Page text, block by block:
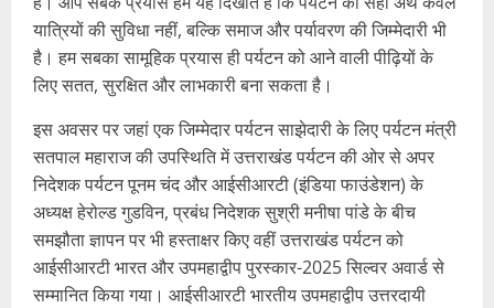
यात्रियों की सुविधा नहीं, बल्कि समाज और पर्यावरण की जिम्मेदारी भी
है। हम सबका सामूहिक प्रयास ही पर्यटन को आने वाली पीढ़ियों के
लिए सतत, सुरक्षित और लाभकारी बना सकता है।
इस अवसर पर जहां एक जिम्मेदार पर्यटन साझेदारी के लिए पर्यटन मंत्री
सतपाल महाराज की उपस्थिति में उत्तराखंड पर्यटन की ओर से अपर
निदेशक पर्यटन पूनम चंद और आईसीआरटी (इंडिया फाउंडेशन) के
अध्यक्ष हेरोल्ड गुडविन, प्रबंध निदेशक सुश्री मनीषा पांडे के बीच
समझौता ज्ञापन पर भी हस्ताक्षर किए वहीं उत्तराखंड पर्यटन को
आईसीआरटी भारत और उपमहाद्वीप पुरस्कार-2025 सिल्वर अवार्ड से
सम्मानित किया गया। आईसीआरटी भारतीय उपमहाद्वीप उत्तरदायी